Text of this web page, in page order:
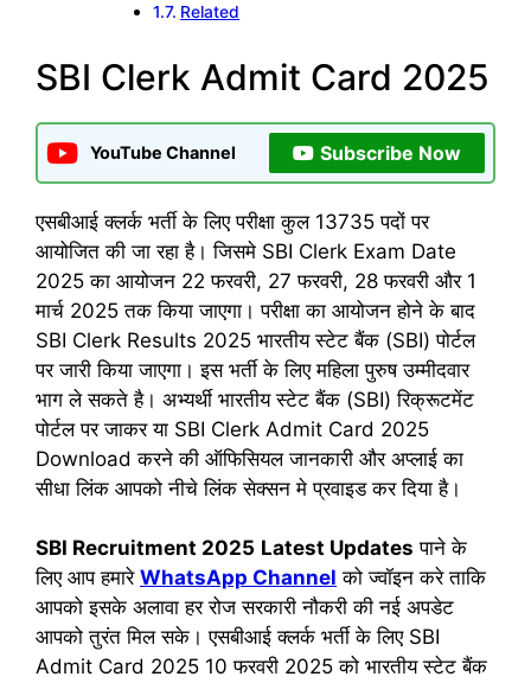
Related
SBI Clerk Admit Card 2025
YouTube Channel Subscribe Now
एसबीआई क्लर्क भर्ती के लिए परीक्षा कुल 13735 पदों पर
आयोजित की जा रहा है। जिसमे SBI Clerk Exam Date
2025 का आयोजन 22 फरवरी, 27 फरवरी, 28 फरवरी और 1
मार्च 2025 तक किया जाएगा। परीक्षा का आयोजन होने के बाद
SBI Clerk Results 2025 भारतीय स्टेट बैंक (SBI) पोर्टल
पर जारी किया जाएगा। इस भर्ती के लिए महिला पुरुष उम्मीदवार
भाग ले सकते है। अभ्यर्थी भारतीय स्टेट बैंक (SBI) रिक्रूटमेंट
पोर्टल पर जाकर या SBI Clerk Admit Card 2025
Download करने की ऑफिसियल जानकारी और अप्लाई का
सीधा लिंक आपको नीचे लिंक सेक्सन मे प्रवाइड कर दिया है।
SBI Recruitment 2025 Latest Updates पाने के
लिए आप हमारे WhatsApp Channel को ज्वॉइन करे ताकि
आपको इसके अलावा हर रोज सरकारी नौकरी की नई अपडेट
आपको तुरंत मिल सके। एसबीआई क्लर्क भर्ती के लिए SBI
Admit Card 2025 10 फरवरी 2025 को भारतीय स्टेट बैंक